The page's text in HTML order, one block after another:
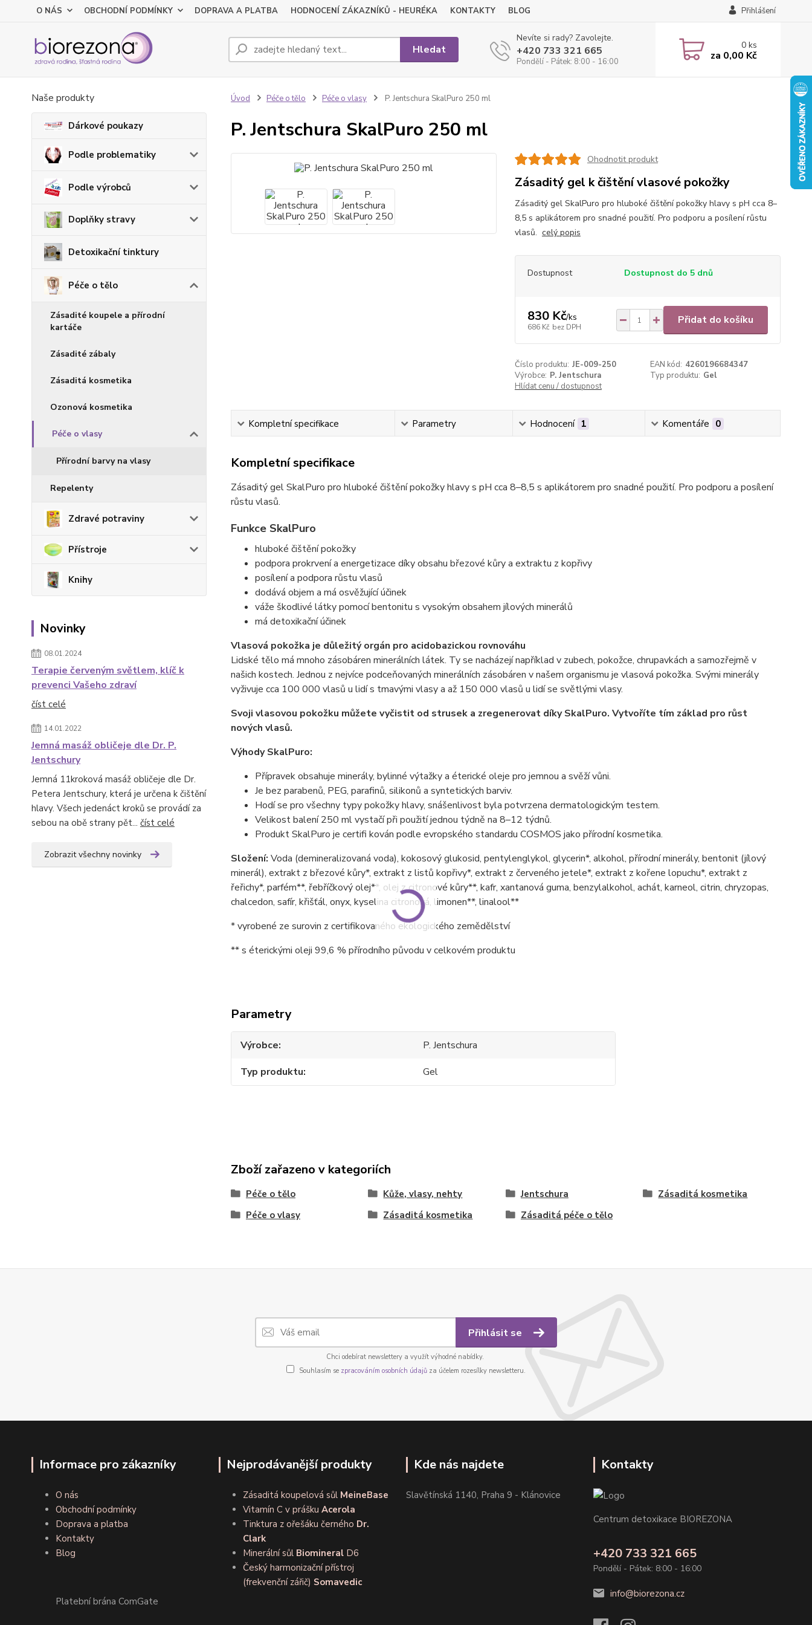
O NÁS OBCHODNÍ PODMÍNKY DOPRAVA A PLATBA HODNOCENÍ ZÁKAZNÍKŮ - HEURÉKA KONTAKTY BLOG Přihlášení
Hledat
Nevíte si rady? Zavolejte.
+420 733 321 665
Pondělí - Pátek: 8:00 - 16:00
0ks
za 0,00 Kč
Naše produkty
Dárkové poukazy
Podle problematiky
Podle výrobců
Doplňky stravy
Detoxikační tinktury
Péče o tělo
Zásadité koupele a přírodní
kartáče
Zásadité zábaly
Zásaditá kosmetika
Ozonová kosmetika
Péče o vlasy
Přírodní barvy na vlasy
Repelenty
Zdravé potraviny
Přístroje
Knihy
Novinky
08.01.2024
Terapie červeným světlem, klíč k
prevenci Vašeho zdraví
číst celé
14.01.2022
Jemná masáž obličeje dle Dr. P.
Jentschury
Jemná 11kroková masáž obličeje dle Dr.
Petera Jentschury, která je určena k čištění
hlavy. Všech jedenáct kroků se provádí za
sebou na obě strany pět... číst celé
Zobrazit všechny novinky
Úvod Péče o tělo Péče o vlasy P. Jentschura SkalPuro 250 ml
P. Jentschura SkalPuro 250 ml
Ohodnotit produkt
Zásaditý gel k čištění vlasové pokožky
Zásaditý gel SkalPuro pro hluboké čištění pokožky hlavy s pH cca 8–
8,5 s aplikátorem pro snadné použití. Pro podporu a posílení růstu
vlasů. celý popis
Dostupnost Dostupnost do 5 dnů
830 Kč/ks
686 Kč bez DPH
Přidat do košíku
Číslo produktu: JE-009-250 EAN kód: 4260196684347
Výrobce: P. Jentschura Typ produktu: Gel
Hlídat cenu / dostupnost
Kompletní specifikace Parametry Hodnocení 1 Komentáře 0
Kompletní specifikace
Zásaditý gel SkalPuro pro hluboké čištění pokožky hlavy s pH cca 8–8,5 s aplikátorem pro snadné použití. Pro podporu a posílení
růstu vlasů.
Funkce SkalPuro
hluboké čištění pokožky
podpora prokrvení a energetizace díky obsahu březové kůry a extraktu z kopřivy
posílení a podpora růstu vlasů
dodává objem a má osvěžující účinek
váže škodlivé látky pomocí bentonitu s vysokým obsahem jílových minerálů
má detoxikační účinek
Vlasová pokožka je důležitý orgán pro acidobazickou rovnováhu
Lidské tělo má mnoho zásobáren minerálních látek. Ty se nacházejí například v zubech, pokožce, chrupavkách a samozřejmě v
našich kostech. Jednou z nejvíce podceňovaných minerálních zásobáren v našem organismu je vlasová pokožka. Svými minerály
vyživuje cca 100 000 vlasů u lidí s tmavými vlasy a až 150 000 vlasů u lidí se světlými vlasy.
Svoji vlasovou pokožku můžete vyčistit od strusek a zregenerovat díky SkalPuro. Vytvoříte tím základ pro růst
nových vlasů.
Výhody SkalPuro:
Přípravek obsahuje minerály, bylinné výtažky a éterické oleje pro jemnou a svěží vůni.
Je bez parabenů, PEG, parafinů, silikonů a syntetických barviv.
Hodí se pro všechny typy pokožky hlavy, snášenlivost byla potvrzena dermatologickým testem.
Velikost balení 250 ml vystačí při použití jednou týdně na 8–12 týdnů.
Produkt SkalPuro je certifi kován podle evropského standardu COSMOS jako přírodní kosmetika.
Složení: Voda (demineralizovaná voda), kokosový glukosid, pentylenglykol, glycerin*, alkohol, přírodní minerály, bentonit (jílový
minerál), extrakt z březové kůry*, extrakt z listů kopřivy*, extrakt z červeného jetele*, extrakt z kořene lopuchu*, extrakt z
řeřichy*, parfém**, řebříčkový olej**, olej z citronové kůry**, kafr, xantanová guma, benzylalkohol, achát, karneol, citrin, chryzopas,
chalcedon, safír, křišťál, onyx, kyselina citronová, limonen**, linalool**
* vyrobené ze surovin z certifikovaného ekologického zemědělství
** s éterickými oleji 99,6 % přírodního původu v celkovém produktu
Parametry
Výrobce
P. Jentschura
Typ produktu
Gel
Zboží zařazeno v kategoriích
Péče o tělo Kůže, vlasy, nehty Jentschura
Zásaditá kosmetika
Péče o vlasy
Zásaditá kosmetika Zásaditá péče o tělo
Přihlásit se
Chci odebírat newslettery a využít výhodné nabídky.
Souhlasím se zpracováním osobních údajů za účelem rozesílky newsletteru.
Informace pro zákazníky
O nás
Obchodní podmínky
Doprava a platba
Kontakty
Blog
Platební brána ComGate
Nejprodávanější produkty
Zásaditá koupelová sůl MeineBase
Vitamín C v prášku Acerola
Tinktura z ořešáku černého Dr.
Clark
Minerální sůl Biomineral D6
Český harmonizační přístroj
(frekvenční zářič) Somavedic
Kde nás najdete
Slavětínská 1140, Praha 9 - Klánovice
Kontakty
Centrum detoxikace BIOREZONA
+420 733 321 665
Pondělí - Pátek: 8:00 - 16:00
info@biorezona.cz